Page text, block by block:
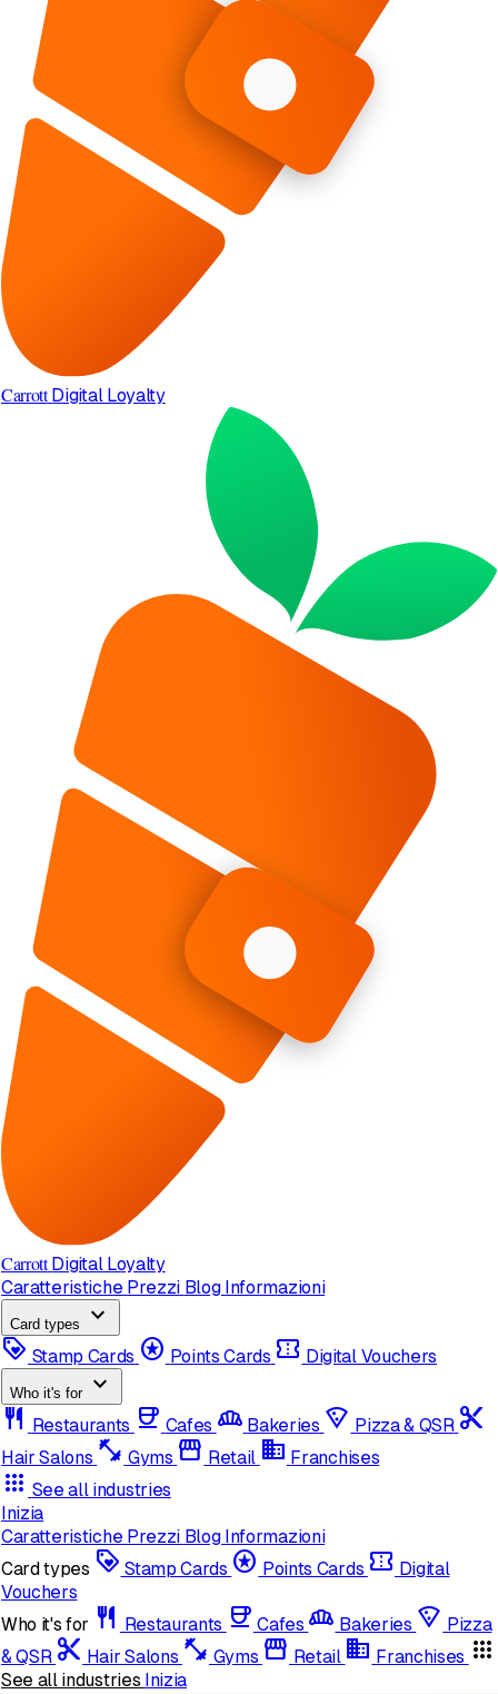
Carrott Digital Loyalty
Carrott Digital Loyalty
Caratteristiche Prezzi Blog Informazioni
Card types
expand_more
loyalty Stamp Cards stars Points Cards confirmation_number Digital Vouchers
Who it's for expand_more
restaurant Restaurants coffee Cafes bakery_dining Bakeries local_pizza Pizza & QSR content_cut
Hair Salons fitness_center Gyms storefront Retail domain Franchises
apps See all industries
Inizia
Caratteristiche Prezzi Blog Informazioni
Card types loyalty Stamp Cards stars Points Cards confirmation_number Digital
Vouchers
Who it's for restaurant Restaurants coffee Cafes bakery_dining Bakeries local_pizza Pizza
& QSR content_cut Hair Salons fitness_center Gyms storefront Retail domain Franchises apps
See all industries Inizia